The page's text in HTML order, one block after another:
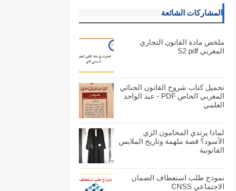
المشاركات الشائعة
ملخص مادة القانون التجاري
المغربي S2 pdf
تحميل كتاب شروح القانون الجنائي
المغربي الخاص PDF - عبد الواحد
العلمي
لماذا يرتدي المحامون الزي
الأسود؟ قصة ملهمة وتاريخ الملابس
القانونية
نموذج طلب استعطاف الضمان
الاجتماعي CNSS